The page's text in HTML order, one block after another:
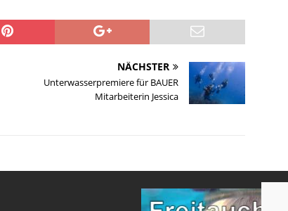
NÄCHSTER
Unterwasserpremiere für BAUER
Mitarbeiterin Jessica